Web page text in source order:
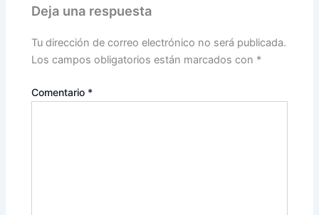
Deja una respuesta
Tu dirección de correo electrónico no será publicada.
Los campos obligatorios están marcados con *
Comentario *